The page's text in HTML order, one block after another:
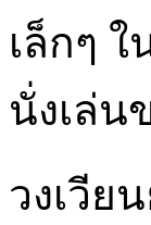
เล็กๆ
นั่งเล่น
วงเวีย